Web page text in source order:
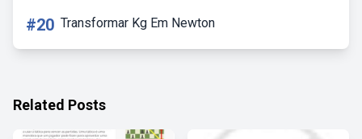
#20 Transformar Kg Em Newton
Related Posts